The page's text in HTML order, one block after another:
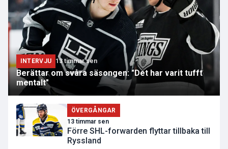
INTERVJU 13 timmar sen
Berättar om svåra säsongen: "Det har varit tufft
mentalt"
ÖVERGÅNGAR
13 timmar sen
Förre SHL-forwarden flyttar tillbaka till
Ryssland